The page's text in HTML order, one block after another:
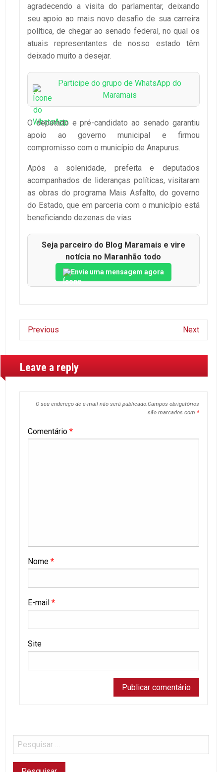
agradecendo a visita do parlamentar, deixando
seu apoio ao mais novo desafio de sua carreira
política, de chegar ao senado federal, no qual os
atuais representantes de nosso estado têm
deixado muito a desejar.
Participe do grupo de WhatsApp do
Maramais
O deputado e pré-candidato ao senado garantiu
apoio ao governo municipal e firmou
compromisso com o município de Anapurus.
Após a solenidade, prefeita e deputados
acompanhados de lideranças políticas, visitaram
as obras do programa Mais Asfalto, do governo
do Estado, que em parceria com o município está
beneficiando dezenas de vias.
Seja parceiro do Blog Maramais e vire
notícia no Maranhão todo
Envie uma mensagem agora
Previous Next
Leave a reply
O seu endereço de e-mail não será publicado.Campos obrigatórios
são marcados com *
Comentário *
Nome *
E-mail *
Site